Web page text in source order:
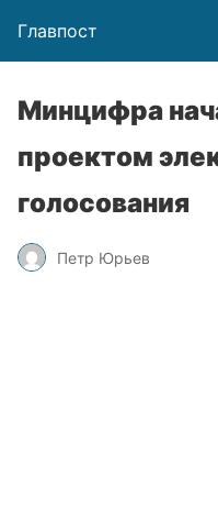
Главпост
Минцифра
проектом
голосования
Петр Юрьев